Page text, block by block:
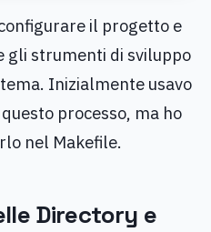
il progetto e
gli strumenti di sviluppo
Inizialmente usavo
processo, ma ho
nel Makefile.
Directory e